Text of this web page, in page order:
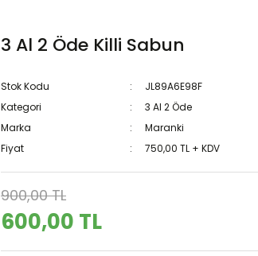
3 Al 2 Öde Killi Sabun
Stok Kodu
JL89A6E98F
Kategori
3 Al 2 Öde
Marka
Maranki
Fiyat
750,00 TL + KDV
900,00 TL
600,00 TL